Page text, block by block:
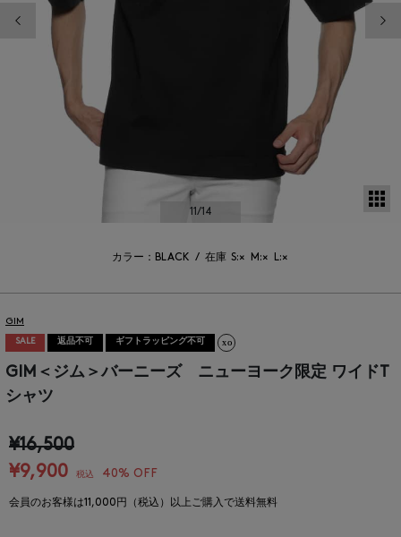
前の画像
11/14
カラー：BLACK / 在庫 S:× M:× L:×
GIM
SALE 返品不可 ギフトラッピング不可
GIM＜ジム＞バーニーズ ニューヨーク限定 ワイドT
シャツ
¥16,500
¥9,900
税込 40% OFF
会員のお客様は11,000円（税込）以上ご購入で送料無料